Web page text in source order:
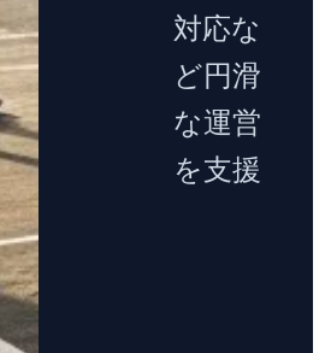
対応な
ど円滑
な運営
を支援